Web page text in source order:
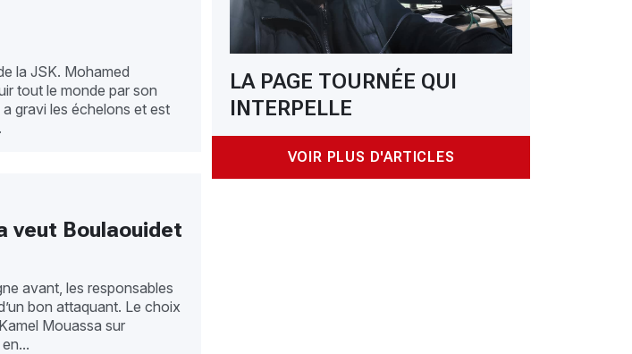
LA PAGE TOURNÉE QUI
INTERPELLE
VOIR PLUS D'ARTICLES
la JSK. Mohamed
tout le monde par son
gravi les échelons et est
veut Boulaouidet
avant, les responsables
bon attaquant. Le choix
Mouassa sur